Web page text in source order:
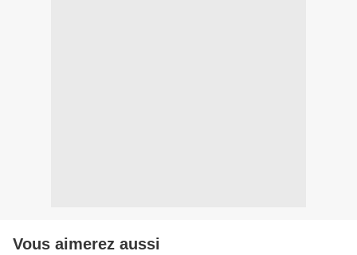
Vous aimerez aussi